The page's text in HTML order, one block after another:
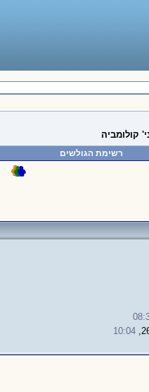
קולומביה
רשימת הגולשים
10:04